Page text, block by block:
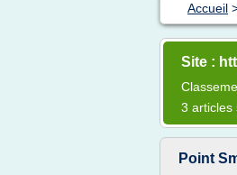
Accueil
Site :
3 articles
Point